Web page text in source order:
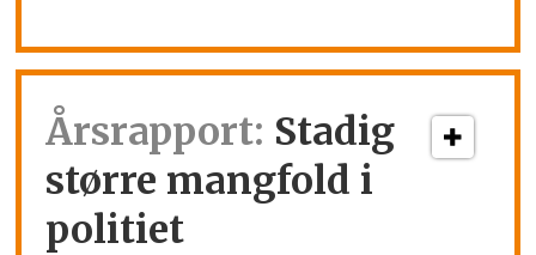
Årsrapport: Stadig
større mangfold i
politiet